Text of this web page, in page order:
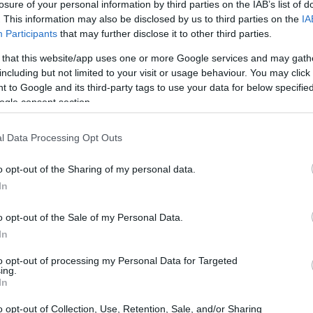
of your personal information by third parties on the IAB’s list of
This information may also be disclosed by us to third parties on the
Participants that may further disclose it to other third parties.
that this website/app uses one or more Google services and may
but not limited to your visit or usage behaviour. You may
to Google and its third-party tags to use your data for below
consent section.
Data Processing Opt Outs
opt-out of the Sharing of my personal data.
opt-out of the Sale of my Personal Data.
opt-out of processing my Personal Data for Targeted
opt-out of Collection, Use, Retention, Sale, and/or Sharing
podría anunciar una nueva reducción de los
impacto significativo en las familias italianas que
las estimaciones de Facile.it y Mutui.it, una
una disminución de la cuota mensual de una
ahorro de unos 17 euros al mes representa un
en 2024 y parece decidido a continuar por esta
del BCE, dijo que el ritmo de los recortes
pero confirmó que el instituto está dispuesto a